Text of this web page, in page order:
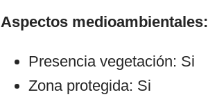
Aspectos medioambientales:
Presencia vegetación: Si
Zona protegida: Si